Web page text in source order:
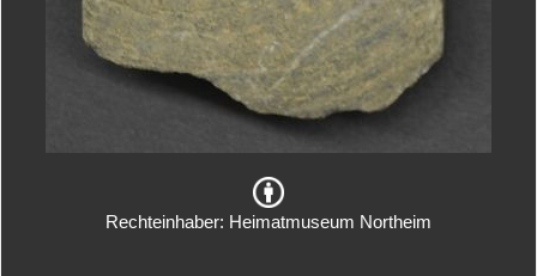
Rechteinhaber: Heimatmuseum Northeim